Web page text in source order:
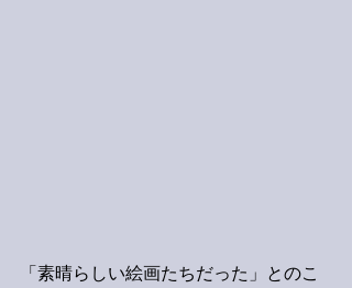
「素晴らしい絵画たちだった」とのこ